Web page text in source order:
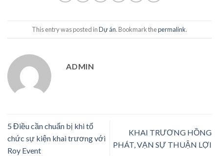
This entry was posted inDự án. Bookmark thepermalink.
ADMIN
5 Điều cần chuẩn bị khi tổ
chức sự kiện khai trương với
Roy Event
KHAI TRƯƠNG HỒNG
PHÁT, VẠN SỰ THUẬN LỢI